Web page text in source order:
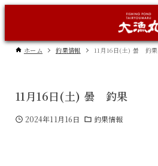
ホーム 釣果情報 11月16日(土) 曇 釣果
11月16日(土) 曇 釣果
2024年11月16日 釣果情報